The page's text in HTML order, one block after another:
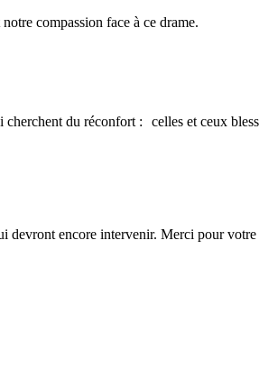
compassion face à ce drame.
du réconfort : celles et ceux
devront encore intervenir. Merci pour